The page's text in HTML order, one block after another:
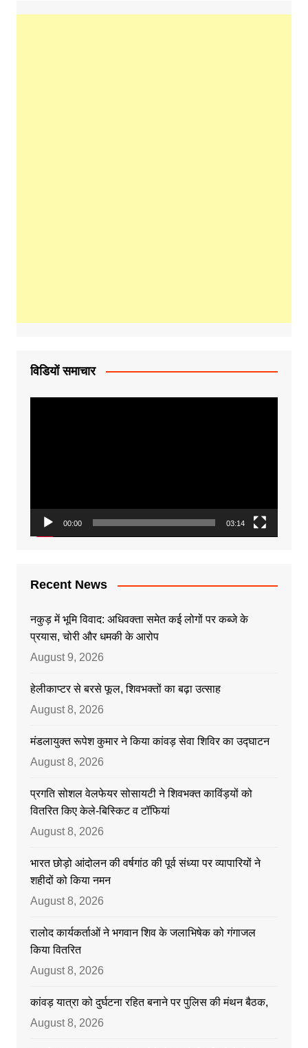
विडियों समाचार
00:00 03:14
Recent News
नकुड़ में भूमि विवाद: अधिवक्ता समेत कई लोगों पर कब्जे के
प्रयास, चोरी और धमकी के आरोप
August 9, 2026
हेलीकाप्टर से बरसे फूल, शिवभक्तों का बढ़ा उत्साह
August 8, 2026
मंडलायुक्त रूपेश कुमार ने किया कांवड़ सेवा शिविर का उद्घाटन
August 8, 2026
प्रगति सोशल वेलफेयर सोसायटी ने शिवभक्त काविंड़यों को
वितरित किए केले-बिस्किट व टॉफियां
August 8, 2026
भारत छोड़ो आंदोलन की वर्षगांठ की पूर्व संध्या पर व्यापारियों ने
शहीदों को किया नमन
August 8, 2026
रालोद कार्यकर्ताओं ने भगवान शिव के जलाभिषेक को गंगाजल
किया वितरित
August 8, 2026
कांवड़ यात्रा को दुर्घटना रहित बनाने पर पुलिस की मंथन बैठक,
August 8, 2026